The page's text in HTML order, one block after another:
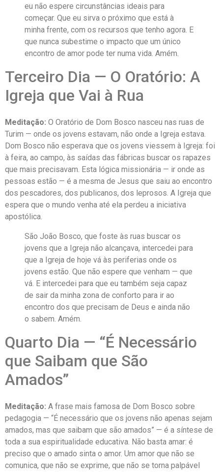
eu não espere circunstâncias ideais para
começar. Que eu sirva o próximo que está à
minha frente, com os recursos que tenho agora. E
que nunca subestime o impacto que um único
encontro de amor pode ter numa vida. Amém.
Terceiro Dia — O Oratório: A
Igreja que Vai à Rua
Meditação: O Oratório de Dom Bosco nasceu nas ruas de
Turim — onde os jovens estavam, não onde a Igreja estava.
Dom Bosco não esperava que os jovens viessem à Igreja: foi
à feira, ao campo, às saídas das fábricas buscar os rapazes
que mais precisavam. Esta lógica missionária — ir onde as
pessoas estão — é a mesma de Jesus que saiu ao encontro
dos pescadores, dos publicanos, dos leprosos. A Igreja que
espera que o mundo venha até ela perdeu a iniciativa
apostólica.
São João Bosco, que foste às ruas buscar os
jovens que a Igreja não alcançava, intercedei para
que a Igreja de hoje vá às periferias onde os
jovens estão. Que não espere que venham — que
vá. E intercedei para que eu também seja capaz
de sair da minha zona de conforto para ir ao
encontro dos que precisam de Deus e ainda não
o sabem. Amém.
Quarto Dia — “É Necessário
que Saibam que São
Amados”
Meditação: A frase mais famosa de Dom Bosco sobre
pedagogia — “É necessário que os jovens não apenas sejam
amados, mas que saibam que são amados” — é a síntese de
toda a sua espiritualidade educativa. Não basta amar: é
preciso que o amado sinta o amor. Um amor que não se
comunica, que não se exprime, que não se torna palpável